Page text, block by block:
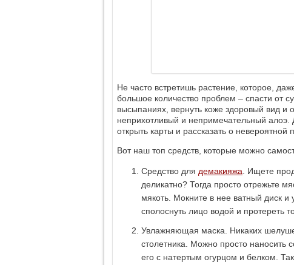
Не часто встретишь растение, которое,
большое количество проблем – спасти от
высыпаниях, вернуть коже здоровый вид и
неприхотливый и непримечательный
открыть карты и рассказать о невероятной
Вот наш топ средств, которые можно
Средство для демакияжа . Ищете
деликатно? Тогда просто отрежьте
мякоть. Мокните в нее ватный диск и
сполоснуть лицо водой и протереть
Увлажняющая маска. Никаких
столетника. Можно просто наносить
его с натертым огурцом и белком.